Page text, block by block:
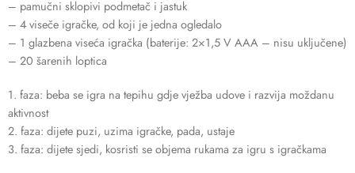
– pamučni sklopivi podmetač i jastuk
– 4 viseče igračke, od koji je jedna ogledalo
– 1 glazbena viseća igračka (baterije: 2×1,5 V AAA – nisu uključene)
– 20 šarenih loptica
1. faza: beba se igra na tepihu gdje vježba udove i razvija moždanu
aktivnost
2. faza: dijete puzi, uzima igračke, pada, ustaje
3. faza: dijete sjedi, kosristi se objema rukama za igru s igračkama